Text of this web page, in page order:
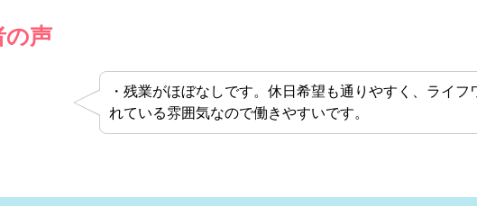
の声
・残業がほぼなしです。休日希望も通りやすく、ライ
れている雰囲気なので働きやすいです。